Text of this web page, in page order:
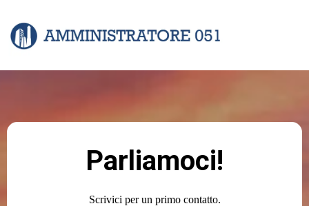
Parliamoci!
Scrivici per un primo contatto.